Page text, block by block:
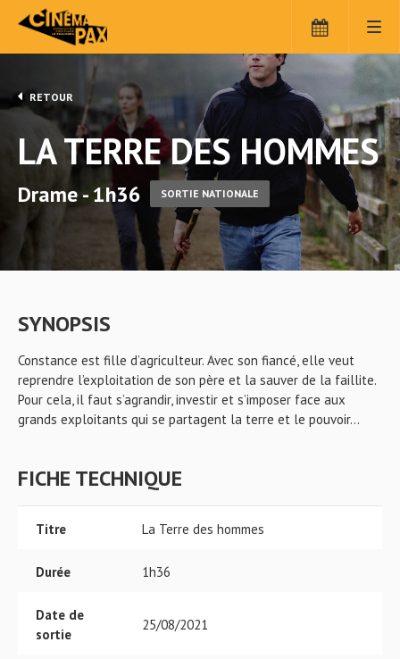
RETOUR
LA TERRE DES HOMMES
Drame - 1h36 SORTIE NATIONALE
SYNOPSIS
Constance est fille d’agriculteur. Avec son fiancé, elle veut
reprendre l’exploitation de son père et la sauver de la faillite.
Pour cela, il faut s’agrandir, investir et s’imposer face aux
grands exploitants qui se partagent la terre et le pouvoir...
FICHE TECHNIQUE
Titre La Terre des hommes
Durée 1h36
Date de
sortie
25/08/2021